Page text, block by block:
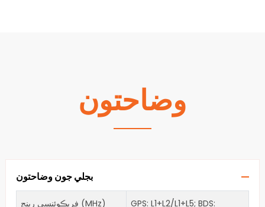
وضاحتون
بجلي جون وضاحتون
فريڪوئنسي رينج (MHz)
GPS: L1+L2/L1+L5; BDS: